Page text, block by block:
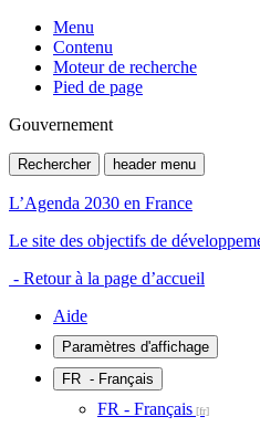
Menu
Contenu
Moteur de recherche
Pied de page
Gouvernement
Rechercher header menu
L’Agenda 2030 en France
Le site des objectifs de
- Retour à la page d’accueil
Aide
Paramètres d'affichage
FR - Français
FR - Français